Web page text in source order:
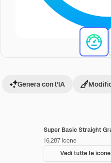
Super Basic Straight
16,287 Icone
Vedi tutte le icone
Genera con l'IA